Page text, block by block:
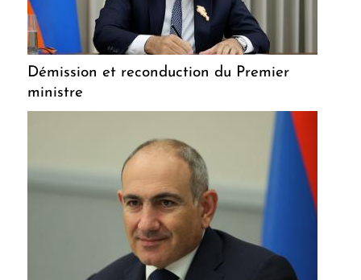
Démission et reconduction du Premier
ministre